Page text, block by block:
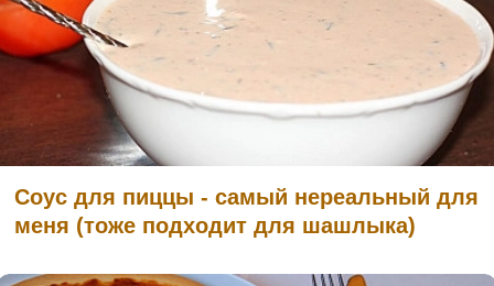
Соус для пиццы - самый нереальный для
меня (тоже подходит для шашлыка)